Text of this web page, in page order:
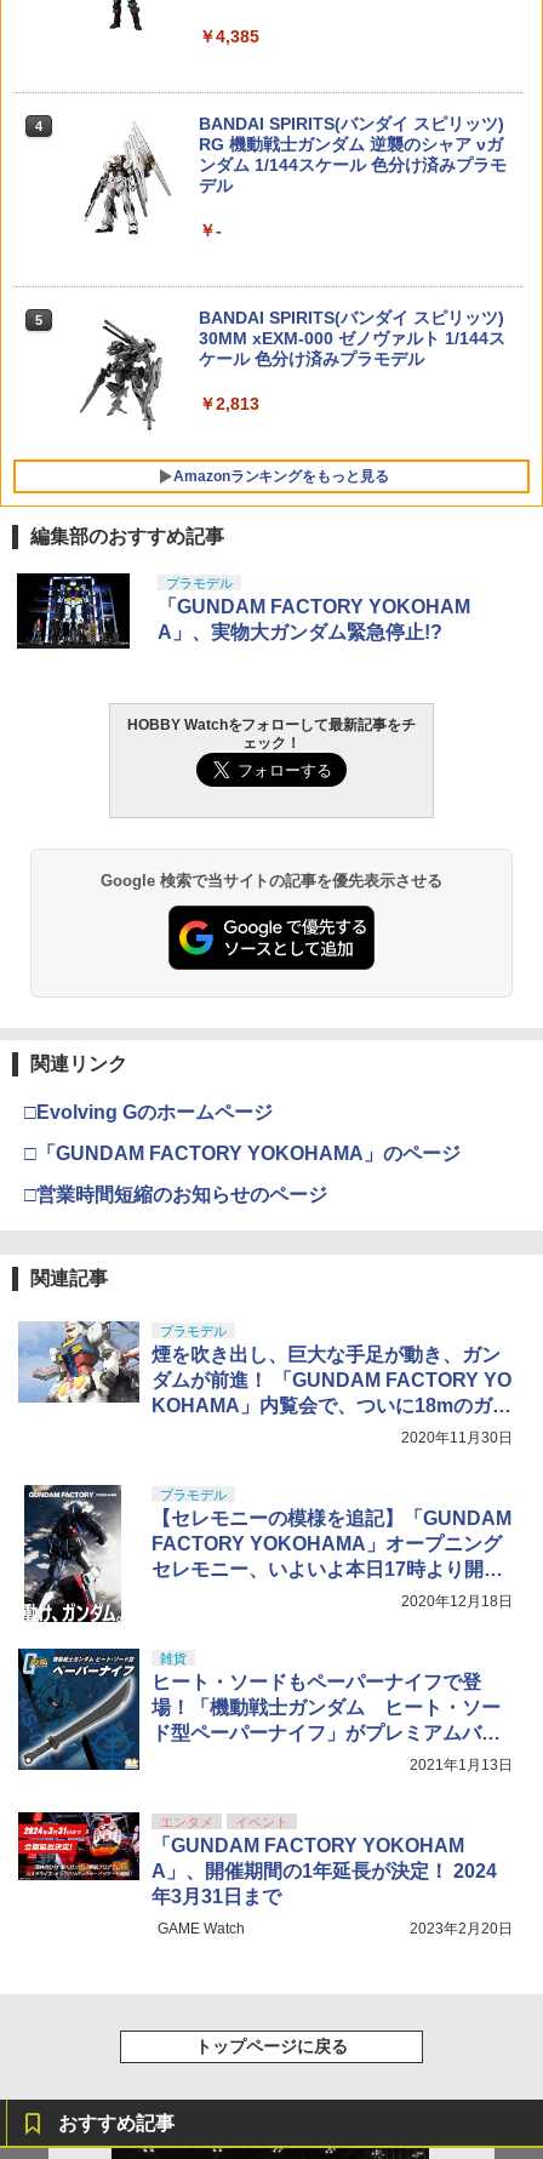
タミヤ 1/32 ミニ四駆REVシリーズ No.1
0 ミニ四駆スターターパックFM-Aバラン
スタイプ (ラウディーブル) 【18710】 ミ
【ドリームズ公式】ソニーエンジェル フ
ラワーギフト アソートボックス（6個
ドに ガイズリー LVOA
￥1,380
クス カスタムパーツ
￥1,440
54770 【TAMIYA/タミヤ】 RCオプショ
ンパーツ OP1770 06ハードコート アル
ミピニオンギヤ 22T
￥509
5
タカラトミー ドリームトミカ No．155
リラックマカー
ツ ONE PIECE シャンクス -マリンフォ
ード頂上決戦- 約165mm PVC&ABS&布
製 塗装済み可動フィギュア
ツ TV アニメ「呪術廻戦」 脹相 約150m
m PVC&ABS製 塗装済み可動フィギュア
￥4,385
4
BANDAI SPIRITS(バンダイ スピリッツ)
RG 機動戦士ガンダム 逆襲のシャア νガ
ンダム 1/144スケール 色分け済みプラモ
デル
￥-
5
BANDAI SPIRITS(バンダイ スピリッツ)
30MM xEXM-000 ゼノヴァルト 1/144ス
ケール 色分け済みプラモデル
￥2,813
Amazonランキングをもっと見る
1
東京マルイ(TOKYO MARUI) No.25 コル
ト ガバメント HG 18歳以上エアーHOP
ハンドガン
東京マルイ (TOKYO MARUI) ガスブロー
バックマシンガン No.14 20式 5.56mm
東京マルイ(TOKYO MARUI) No.21 H&K
USP HG 18歳以上エアーHOPハンドガン
￥3,409
上 電動ブローバック フルオート
￥3,815
￥2,666
1
GSIクレオス Mr.トップコート 水性プレ
ミアムトップコートスプレー 光沢 88ml
ホビー用仕上材 B601
LOCTITE(ロックタイト) シールはがし
プレミアム 220ml
￥1,013
タミヤ クラフトツールシリーズ No.123
先細薄刃ニッパー (ゲートカット用) プラ
モデル用工具 74123
4
タミヤ(TAMIYA) メイクアップ材シリー
ズ No.3 タミヤセメント(角びん) 40ml 模
型用接着剤 87003
￥184
5
編集部のおすすめ記事
プラモデル
「GUNDAM FACTORY YOKOHAM
A」、実物大ガンダム緊急停止!?
HOBBY Watchをフォローして最新記事をチ
ェック！
Google 検索で当サイトの記事を優先表示させる
関連リンク
□Evolving Gのホームページ
□「GUNDAM FACTORY YOKOHAMA」のページ
□営業時間短縮のお知らせのページ
関連記事
プラモデル
煙を吹き出し、巨大な手足が動き、ガン
ダムが前進！ 「GUNDAM FACTORY YO
KOHAMA」内覧会で、ついに18mのガン
2020年11月30日
プラモデル
【セレモニーの模様を追記】「GUNDAM
FACTORY YOKOHAMA」オープニング
セレモニー、いよいよ本日17時より開
2020年12月18日
雑貨
ヒート・ソードもペーパーナイフで登
場！「機動戦士ガンダム ヒート・ソー
ド型ペーパーナイフ」がプレミアムバン
2021年1月13日
エンタメ イベント
「GUNDAM FACTORY YOKOHAM
A」、開催期間の1年延長が決定！ 2024
年3月31日まで
GAME Watch 2023年2月20日
トップページに戻る
おすすめ記事